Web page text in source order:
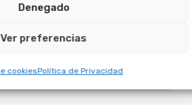
Denegado
Ver preferencias
cookiesPolítica de Privacidad
Huelva